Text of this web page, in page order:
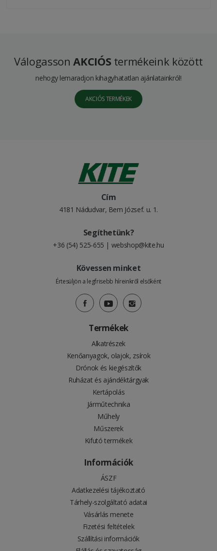
VálogassonAKCIÓStermékeink között
nehogy lemaradjon kihagyhatatlan ajánlatainkról!
AKCIÓS TERMÉKEK
Cím
4181 Nádudvar, Bem József. u. 1.
Segíthetünk?
+36 (54) 525-655 | webshop@kite.hu
Kövessen minket
Értesüljön a legfrisebb híreinkről elsőként
Termékek
Alkatrészek
Kenőanyagok, olajok, zsírok
Drónok és kiegészítők
Ruházat és ajándéktárgyak
Kertápolás
Járműtechnika
Műhely
Műszerek
Kifutó termékek
Információk
ÁSZF
Adatkezelési tájékoztató
Tárhely-szolgáltató adatai
Vásárlás menete
Fizetési feltételek
Szállítási információk